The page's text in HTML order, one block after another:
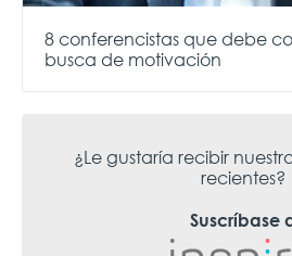
8 conferencistas que debe
busca de motivación
¿Le gustaría recibir
recientes?
Suscríbase